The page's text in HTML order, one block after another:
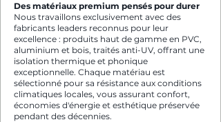
Des matériaux premium pensés pour durer
Nous travaillons exclusivement avec des
fabricants leaders reconnus pour leur
excellence : produits haut de gamme en PVC,
aluminium et bois, traités anti-UV, offrant une
isolation thermique et phonique
exceptionnelle. Chaque matériau est
sélectionné pour sa résistance aux conditions
climatiques locales, vous assurant confort,
économies d'énergie et esthétique préservée
pendant des décennies.